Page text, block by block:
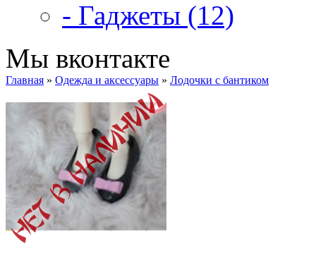
- Гаджеты (12)
Мы вконтакте
Главная » Одежда и аксессуары » Лодочки с бантиком